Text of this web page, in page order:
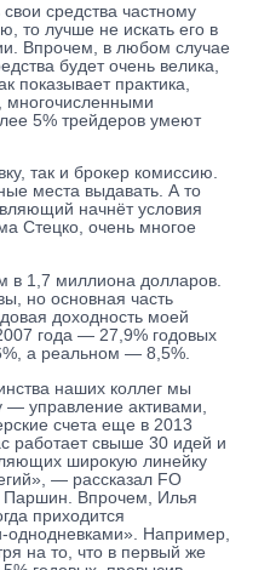
средства частному
то лучше не искать его в
Впрочем, в любом случае
будет очень велика,
показывает практика,
многочисленными
5% трейдеров умеют
так и брокер комиссию.
места выдавать. А то
начнёт условия
Стецко, очень многое
в 1,7 миллиона долларов.
но основная часть
доходность моей
года — 27,9% годовых
а реальном — 8,5%.
наших коллег мы
— управление активами,
счета еще в 2013
работает свыше 30 идей и
широкую линейку
— рассказал FO
Паршин. Впрочем, Илья
приходится
однодневками». Например,
на то, что в первый же